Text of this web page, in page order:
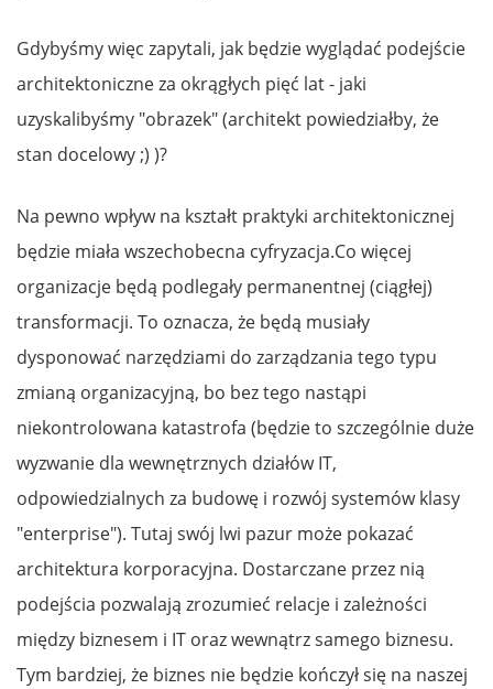
Gdybyśmy więc zapytali, jak będzie wyglądać podejście
architektoniczne za okrągłych pięć lat - jaki
uzyskalibyśmy "obrazek" (architekt powiedziałby, że
stan docelowy ;) )?
Na pewno wpływ na kształt praktyki architektonicznej
będzie miała wszechobecna cyfryzacja.Co więcej
organizacje będą podlegały permanentnej (ciągłej)
transformacji. To oznacza, że będą musiały
dysponować narzędziami do zarządzania tego typu
zmianą organizacyjną, bo bez tego nastąpi
niekontrolowana katastrofa (będzie to szczególnie duże
wyzwanie dla wewnętrznych działów IT,
odpowiedzialnych za budowę i rozwój systemów klasy
"enterprise"). Tutaj swój lwi pazur może pokazać
architektura korporacyjna. Dostarczane przez nią
podejścia pozwalają zrozumieć relacje i zależności
między biznesem i IT oraz wewnątrz samego biznesu.
Tym bardziej, że biznes nie będzie kończył się na naszej